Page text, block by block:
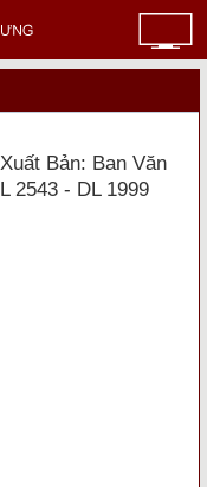
Bản: Ban Văn
2543 - DL 1999